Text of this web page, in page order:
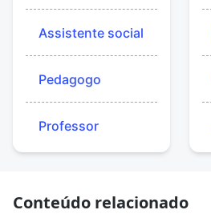
Assistente social
Pedagogo
Professor
Conteúdo relacionado